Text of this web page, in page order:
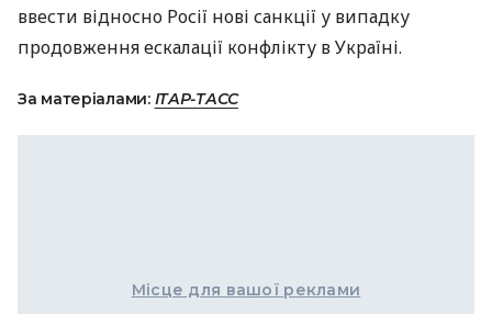
ввести відносно Росії нові санкції у випадку
продовження ескалації конфлікту в Україні.
За матеріалами: ІТАР-ТАСС
Місце для вашої реклами